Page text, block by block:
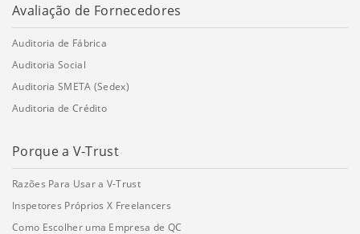
Avaliação de Fornecedores
Auditoria de Fábrica
Auditoria Social
Auditoria SMETA (Sedex)
Auditoria de Crédito
Porque a V-Trust
Razões Para Usar a V-Trust
Inspetores Próprios X Freelancers
Como Escolher uma Empresa de QC